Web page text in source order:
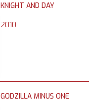
KNIGHT AND DAY
2010
GODZILLA MINUS ONE